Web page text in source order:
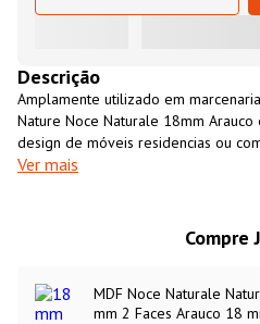
Descrição
Amplamente utilizado em
Nature Noce Naturale 18mm
design de móveis residencias ou
cozinha, closets, revestimento de
ecológicamente sustentável,
florestas cultivadas para essa
Ver mais
Compre
MDF Noce Naturale
mm 2 Faces Arauco 18